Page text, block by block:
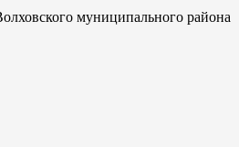
муниципального района